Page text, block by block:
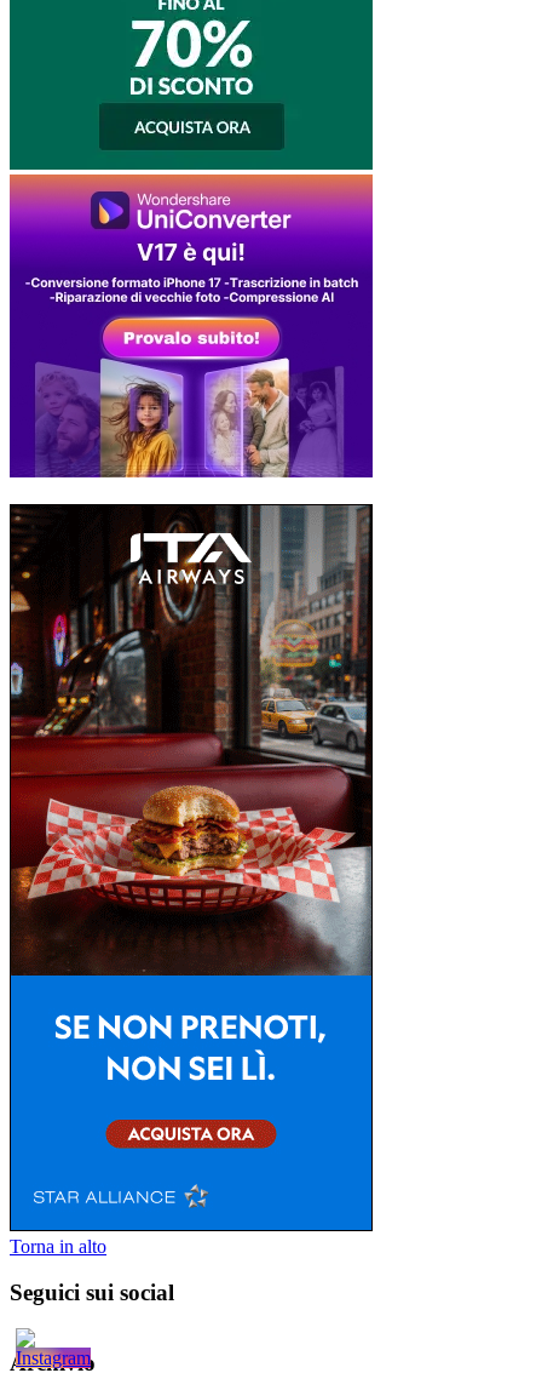
Torna in alto
Seguici sui social
Archivio